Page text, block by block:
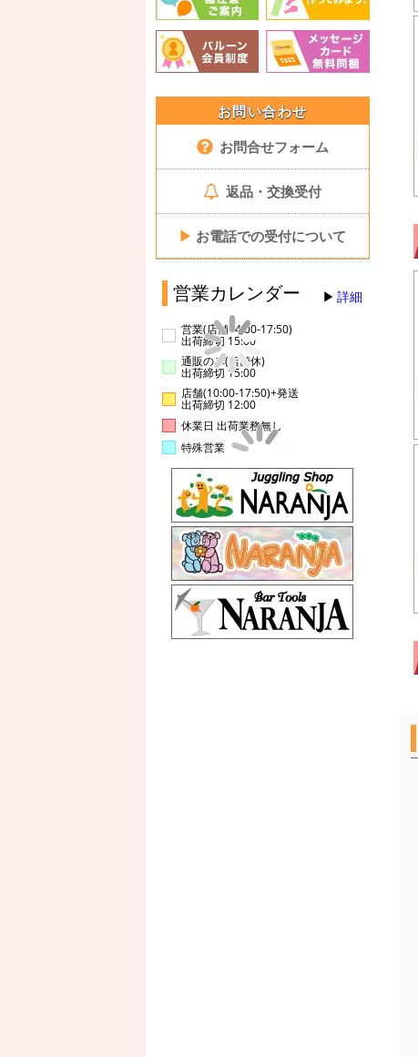
お問い合わせ
お問合せフォーム
返品・交換受付
▶ お電話での受付について
営業カレンダー 詳細
営業(店舗14:00-17:50)
出荷締切 15:00
通販のみ(店舗休)
出荷締切 15:00
店舗(10:00-17:50)+発送
出荷締切 12:00
休業日 出荷業務無し
特殊営業